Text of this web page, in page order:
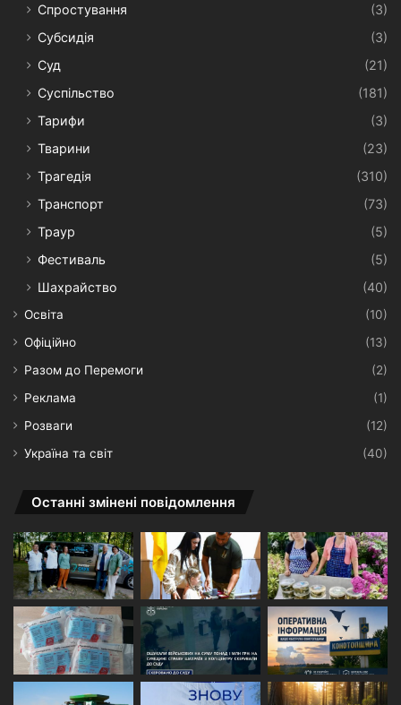
Спростування
(3)
Субсидія
(3)
Суд
(21)
Суспільство
(181)
Тарифи
(3)
Тварини
(23)
Трагедія
(310)
Транспорт
(73)
Траур
(5)
Фестиваль
(5)
Шахрайство
(40)
Освіта
(10)
Офіційно
(13)
Разом до Перемоги
(2)
Реклама
(1)
Розваги
(12)
Україна та світ
(40)
Останні змінені повідомлення